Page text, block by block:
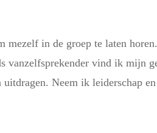
mezelf in de groep te laten
vanzelfsprekender vind ik mijn
Neem ik leiderschap